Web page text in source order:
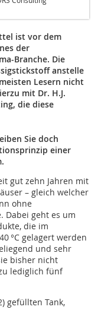
ist vor dem
der
Branche. Die
anstelle
Lesern nicht
mit Dr. H.J.
die diese
Sie doch
einer
gut zehn Jahren mit
– gleich welcher
ohne
Dabei geht es um
die im
°C gelagert werden
und sehr
bisher nicht
lediglich fünf
gefüllten Tank,